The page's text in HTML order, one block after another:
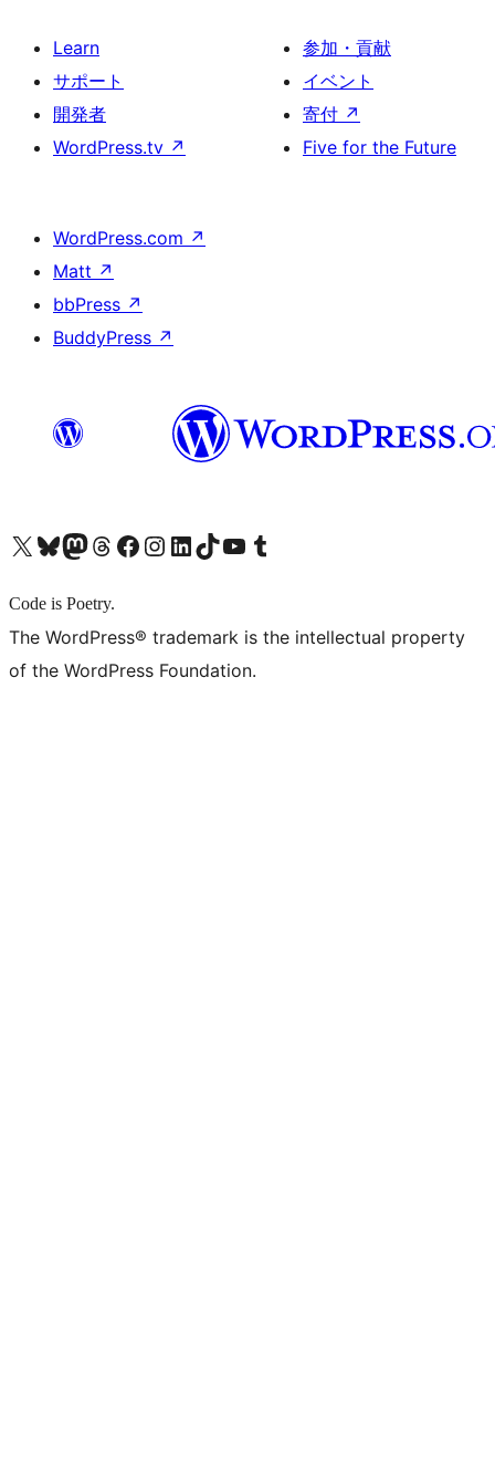
Learn
サポート
開発者
WordPress.tv ↗
参加・貢献
イベント
寄付 ↗
Five for the Future
WordPress.com ↗
Matt ↗
bbPress ↗
BuddyPress ↗
X (旧 Twitter) アカウントへBluesky アカウントへMastodon アカウントへThreads アカウントへ Facebook ページへInstagram アカウントへ LinkedIn アカウントへTikTok アカウントへYouTube チャンネルへ Tumblr アカウントへ
Code is Poetry.
The WordPress® trademark is the intellectual property
of the WordPress Foundation.